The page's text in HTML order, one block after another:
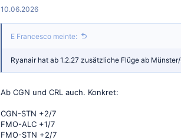
i
e
:
10.06.2026
E Francesco meinte:
Ryanair hat ab 1.2.27 zusätzliche Flüge ab
Ab CGN und CRL auch. Konkret:
CGN-STN +2/7
FMO-ALC +1/7
FMO-STN +2/7